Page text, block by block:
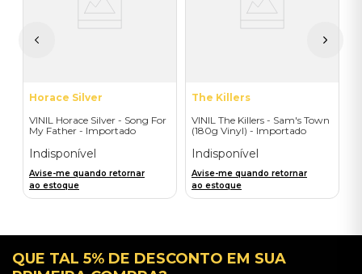
Horace Silver
VINIL Horace Silver - Song For
My Father - Importado
Indisponível
Avise-me quando retornar
ao estoque
The Killers
VINIL The Killers - Sam's Town
(180g Vinyl) - Importado
Indisponível
Avise-me quando retornar
ao estoque
QUE TAL 5% DE DESCONTO EM SUA